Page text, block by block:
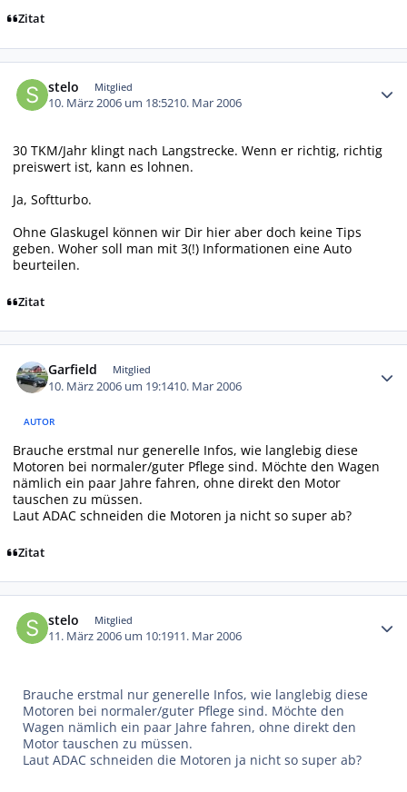
Zitat
stelo Mitglied
10. März 2006 um 18:5210. Mar 2006
30 TKM/Jahr klingt nach Langstrecke. Wenn er richtig, richtig
preiswert ist, kann es lohnen.
Ja, Softturbo.
Ohne Glaskugel können wir Dir hier aber doch keine Tips
geben. Woher soll man mit 3(!) Informationen eine Auto
beurteilen.
Zitat
Garfield Mitglied
10. März 2006 um 19:1410. Mar 2006
AUTOR
Brauche erstmal nur generelle Infos, wie langlebig diese
Motoren bei normaler/guter Pflege sind. Möchte den Wagen
nämlich ein paar Jahre fahren, ohne direkt den Motor
tauschen zu müssen.
Laut ADAC schneiden die Motoren ja nicht so super ab?
Zitat
stelo Mitglied
11. März 2006 um 10:1911. Mar 2006
Brauche erstmal nur generelle Infos, wie langlebig diese
Motoren bei normaler/guter Pflege sind. Möchte den
Wagen nämlich ein paar Jahre fahren, ohne direkt den
Motor tauschen zu müssen.
Laut ADAC schneiden die Motoren ja nicht so super ab?